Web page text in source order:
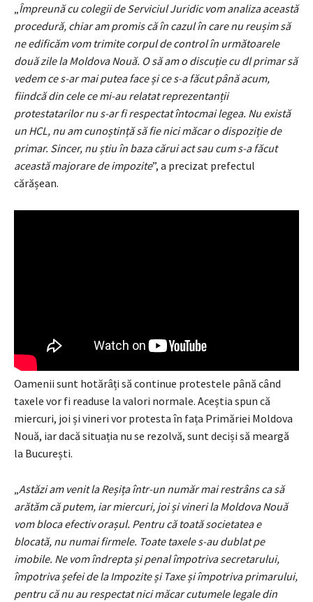
Împreună cu colegii de Serviciul Juridic vom analiza această
procedură, chiar am promis că în cazul în care nu reușim să
ne edificăm vom trimite corpul de control în următoarele
două zile la Moldova Nouă. O să am o discuție cu dl primar să
vedem ce s-ar mai putea face și ce s-a făcut până acum,
fiindcă din cele ce mi-au relatat reprezentanții
protestatarilor nu s-ar fi respectat întocmai legea. Nu există
un HCL, nu am cunoștință să fie nici măcar o dispoziție de
primar. Sincer, nu știu în baza cărui act sau cum s-a făcut
această majorare de impozite”, a precizat prefectul
cărășean.
Oamenii sunt hotărâți să continue protestele până când
taxele vor fi readuse la valori normale. Aceștia spun că
miercuri, joi și vineri vor protesta în fața Primăriei Moldova
Nouă, iar dacă situația nu se rezolvă, sunt deciși să meargă
la București.
„Astăzi am venit la Reșița într-un număr mai restrâns ca să
arătăm că putem, iar miercuri, joi și vineri la Moldova Nouă
vom bloca efectiv orașul. Pentru că toată societatea e
blocată, nu numai firmele. Toate taxele s-au dublat pe
imobile. Ne vom îndrepta și penal împotriva secretarului,
împotriva șefei de la Impozite și Taxe și împotriva primarului,
pentru că nu au respectat nici măcar cutumele legale din